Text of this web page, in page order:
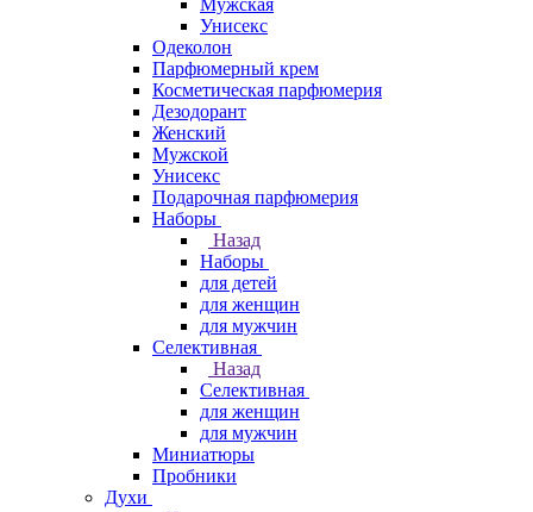
Мужская
Унисекс
Одеколон
Парфюмерный крем
Косметическая парфюмерия
Дезодорант
Женский
Мужской
Унисекс
Подарочная парфюмерия
Наборы
Назад
Наборы
для детей
для женщин
для мужчин
Селективная
Назад
Селективная
для женщин
для мужчин
Миниатюры
Пробники
Духи